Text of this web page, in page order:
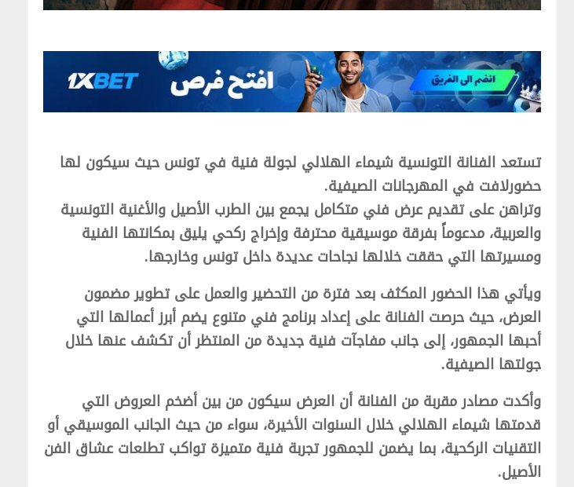
تستعد الفنانة التونسية شيماء الهلالي لجولة فنية في تونس حيث سيكون لها
حضورلافت في المهرجانات الصيفية.
وتراهن على تقديم عرض فني متكامل يجمع بين الطرب الأصيل والأغنية التونسية
والعربية، مدعوماً بفرقة موسيقية محترفة وإخراج ركحي يليق بمكانتها الفنية
ومسيرتها التي حققت خلالها نجاحات عديدة داخل تونس وخارجها.
ويأتي هذا الحضور المكثف بعد فترة من التحضير والعمل على تطوير مضمون
العرض، حيث حرصت الفنانة على إعداد برنامج فني متنوع يضم أبرز أعمالها التي
أحبها الجمهور، إلى جانب مفاجآت فنية جديدة من المنتظر أن تكشف عنها خلال
جولتها الصيفية.
وأكدت مصادر مقربة من الفنانة أن العرض سيكون من بين أضخم العروض التي
قدمتها شيماء الهلالي خلال السنوات الأخيرة، سواء من حيث الجانب الموسيقي أو
التقنيات الركحية، بما يضمن للجمهور تجربة فنية متميزة تواكب تطلعات عشاق الفن
الأصيل.